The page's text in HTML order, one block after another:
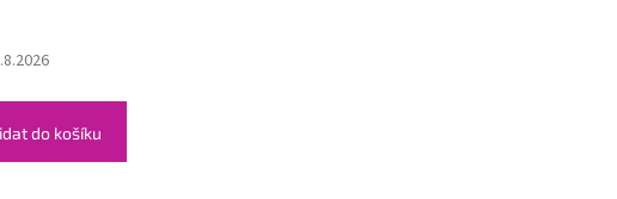
do košíku